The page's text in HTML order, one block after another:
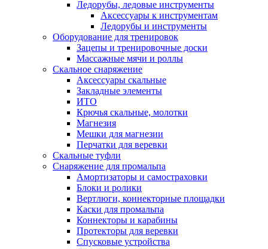
Ледорубы, ледовые инструменты
Аксессуары к инструментам
Ледорубы и инструменты
Оборудование для тренировок
Зацепы и тренировочные доски
Массажные мячи и роллы
Скальное снаряжение
Аксессуары скальные
Закладные элементы
ИТО
Крючья скальные, молотки
Магнезия
Мешки для магнезии
Перчатки для веревки
Скальные туфли
Снаряжение для промальпа
Амортизаторы и самостраховки
Блоки и ролики
Вертлюги, коннекторные площадки
Каски для промальпа
Коннекторы и карабины
Протекторы для веревки
Спусковые устройства